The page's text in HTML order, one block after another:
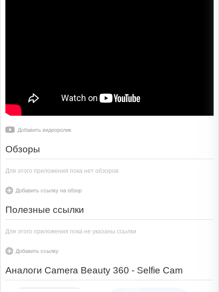
Добавить видеоролик
Обзоры
Для этого приложения пока нет обзоров
Добавить ссылку на обзор
Полезные ссылки
Для этого приложения пока не указаны ссылки
Добавить ссылку
Аналоги Camera Beauty 360 - Selfie Cam